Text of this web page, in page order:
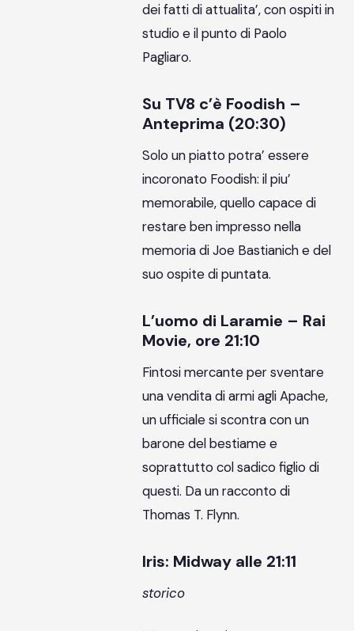
dei fatti di attualita’, con ospiti in
studio e il punto di Paolo
Pagliaro.
Su TV8 c’è Foodish –
Anteprima (20:30)
Solo un piatto potra’ essere
incoronato Foodish: il piu’
memorabile, quello capace di
restare ben impresso nella
memoria di Joe Bastianich e del
suo ospite di puntata.
L’uomo di Laramie – Rai
Movie, ore 21:10
Fintosi mercante per sventare
una vendita di armi agli Apache,
un ufficiale si scontra con un
barone del bestiame e
soprattutto col sadico figlio di
questi. Da un racconto di
Thomas T. Flynn.
Iris: Midway alle 21:11
storico